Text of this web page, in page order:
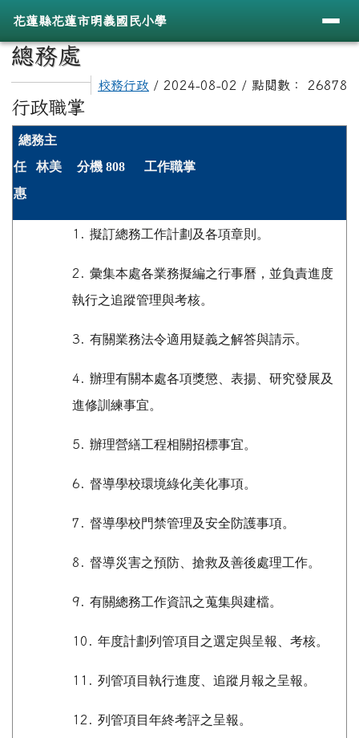
花蓮縣花蓮市明義國民小學
導覽列
花蓮縣花蓮市明義國民小學
主內容區域
總務處
校務行政 / 2024-08-02 / 點閱數： 26878
行政職掌
總務主
任 林美
惠
分機 808 工作職掌
1. 擬訂總務工作計劃及各項章則。
2. 彙集本處各業務擬編之行事曆，並負責進度
執行之追蹤管理與考核。
3. 有關業務法令適用疑義之解答與請示。
4. 辦理有關本處各項獎懲、表揚、研究發展及
進修訓練事宜。
5. 辦理營繕工程相關招標事宜。
6. 督導學校環境綠化美化事項。
7. 督導學校門禁管理及安全防護事項。
8. 督導災害之預防、搶救及善後處理工作。
9. 有關總務工作資訊之蒐集與建檔。
10. 年度計劃列管項目之選定與呈報、考核。
11. 列管項目執行進度、追蹤月報之呈報。
12. 列管項目年終考評之呈報。
頁尾區域